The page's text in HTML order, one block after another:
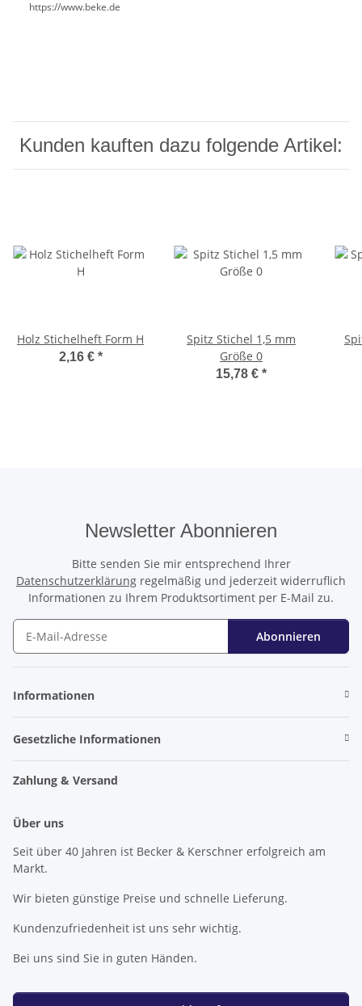
https://www.beke.de
Kunden kauften dazu folgende Artikel:
Holz Stichelheft Form H
2,16 € *
Spitz Stichel 1,5 mm
Größe 0
15,78 € *
Newsletter Abonnieren
Bitte senden Sie mir entsprechend Ihrer
Datenschutzerklärung regelmäßig und jederzeit widerruflich
Informationen zu Ihrem Produktsortiment per E-Mail zu.
Abonnieren
Informationen
Gesetzliche Informationen
Zahlung & Versand
Über uns
Seit über 40 Jahren ist Becker & Kerschner erfolgreich am
Markt.
Wir bieten günstige Preise und schnelle Lieferung.
Kundenzufriedenheit ist uns sehr wichtig.
Bei uns sind Sie in guten Händen.